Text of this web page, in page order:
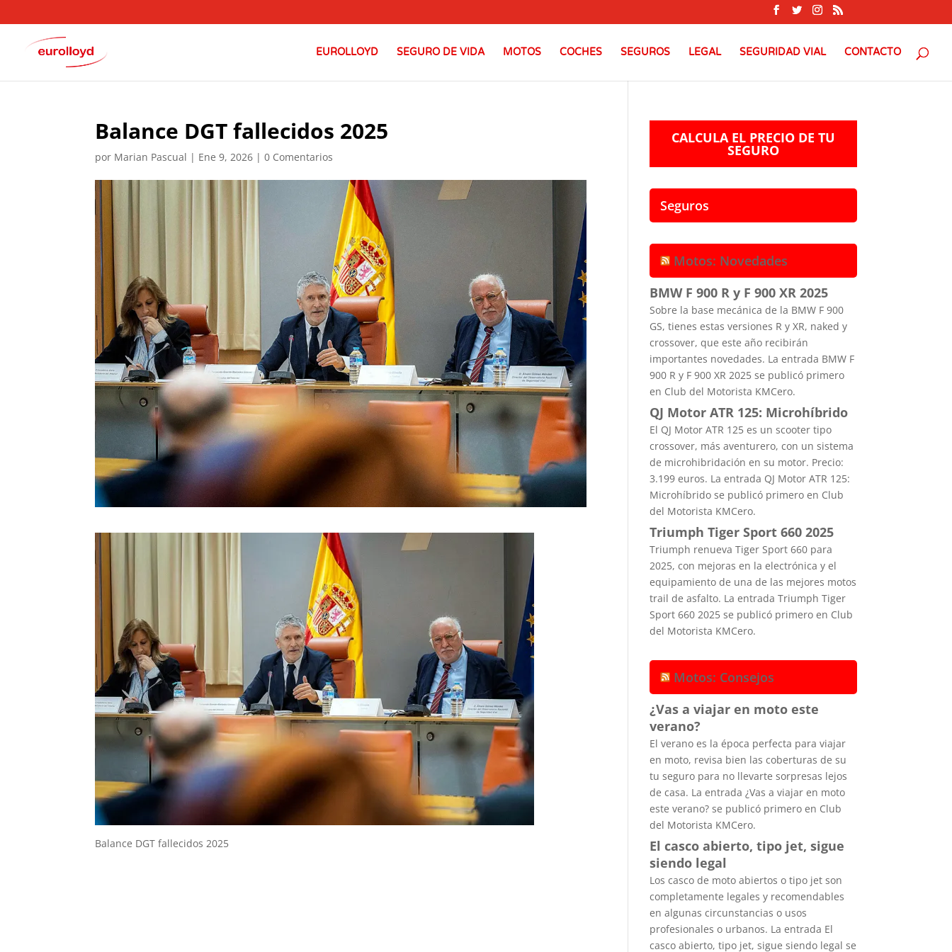
EUROLLOYD SEGURO DE VIDA MOTOS COCHES SEGUROS LEGAL SEGURIDAD VIAL CONTACTO
Balance DGT fallecidos 2025
por Marian Pascual | Ene 9, 2026 |0 Comentarios
Balance DGT fallecidos 2025
CALCULA EL PRECIO DE TU
SEGURO
Seguros
Motos: Novedades
BMW F 900 R y F 900 XR 2025
Sobre la base mecánica de la BMW F 900
GS, tienes estas versiones R y XR, naked y
crossover, que este año recibirán
importantes novedades. La entrada BMW F
900 R y F 900 XR 2025 se publicó primero
en Club del Motorista KMCero.
QJ Motor ATR 125: Microhíbrido
El QJ Motor ATR 125 es un scooter tipo
crossover, más aventurero, con un sistema
de microhibridación en su motor. Precio:
3.199 euros. La entrada QJ Motor ATR 125:
Microhíbrido se publicó primero en Club
del Motorista KMCero.
Triumph Tiger Sport 660 2025
Triumph renueva Tiger Sport 660 para
2025, con mejoras en la electrónica y el
equipamiento de una de las mejores motos
trail de asfalto. La entrada Triumph Tiger
Sport 660 2025 se publicó primero en Club
del Motorista KMCero.
Motos: Consejos
¿Vas a viajar en moto este
verano?
El verano es la época perfecta para viajar
en moto, revisa bien las coberturas de su
tu seguro para no llevarte sorpresas lejos
de casa. La entrada ¿Vas a viajar en moto
este verano? se publicó primero en Club
del Motorista KMCero.
El casco abierto, tipo jet, sigue
siendo legal
Los casco de moto abiertos o tipo jet son
completamente legales y recomendables
en algunas circunstancias o usos
profesionales o urbanos. La entrada El
casco abierto, tipo jet, sigue siendo legal se